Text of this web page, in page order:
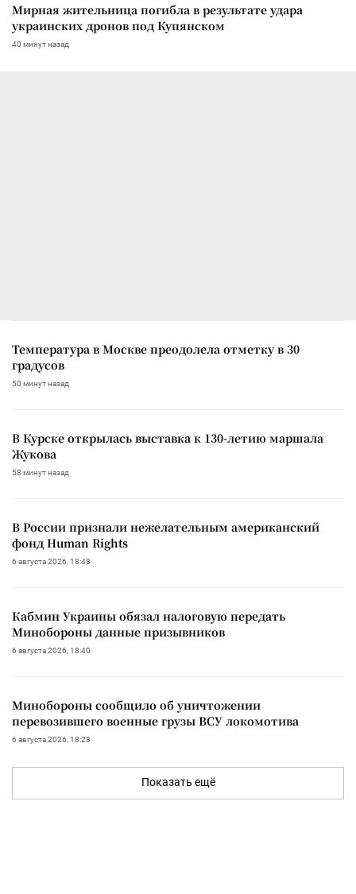
Мирная жительница погибла в результате удара
украинских дронов под Купянском
40 минут назад
Температура в Москве преодолела отметку в 30
градусов
50 минут назад
В Курске открылась выставка к 130-летию маршала
Жукова
58 минут назад
В России признали нежелательным американский
фонд Human Rights
6 августа 2026, 18:48
Кабмин Украины обязал налоговую передать
Минобороны данные призывников
6 августа 2026, 18:40
Минобороны сообщило об уничтожении
перевозившего военные грузы ВСУ локомотива
6 августа 2026, 18:28
Показать ещё